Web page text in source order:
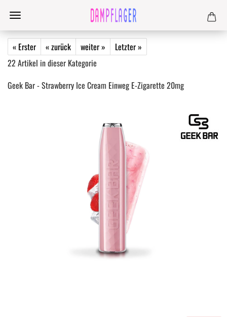
« Erster « zurück weiter »
Letzter »
22 Artikel in dieser Kategorie
Geek Bar - Strawberry Ice Cream Einweg E-Zigarette 20mg